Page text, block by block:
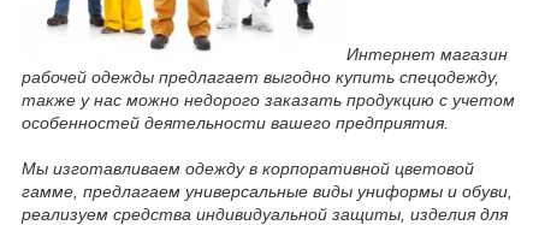
Интернет магазин
рабочей одежды предлагает выгодно купить спецодежду,
также у нас можно недорого заказать продукцию с учетом
особенностей деятельности вашего предприятия.
Мы изготавливаем одежду в корпоративной цветовой
гамме, предлагаем универсальные виды униформы и обуви,
реализуем средства индивидуальной защиты, изделия для